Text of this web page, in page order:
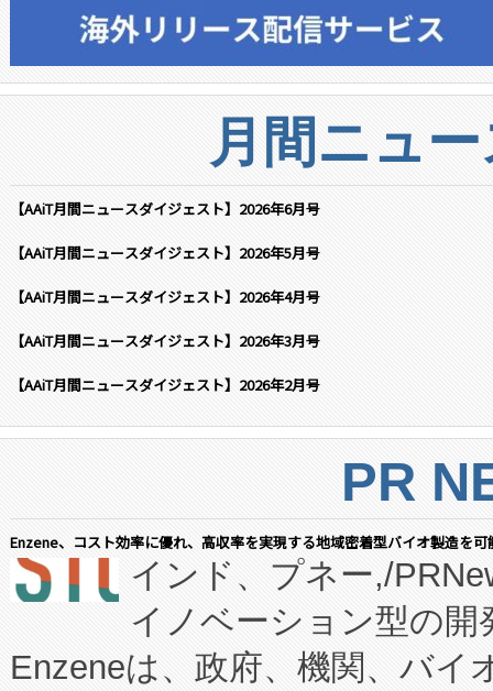
月間ニュ
【AAiT月間ニュースダイジェスト】2026年6月号
【AAiT月間ニュースダイジェスト】2026年5月号
【AAiT月間ニュースダイジェスト】2026年4月号
【AAiT月間ニュースダイジェスト】2026年3月号
【AAiT月間ニュースダイジェスト】2026年2月号
PR
Enzene、コスト効率に優れ、高収率を実現する地域密着型バイオ製造を
インド、プネー,/
イノベーション型の
Enzeneは、政府、機関、バイ